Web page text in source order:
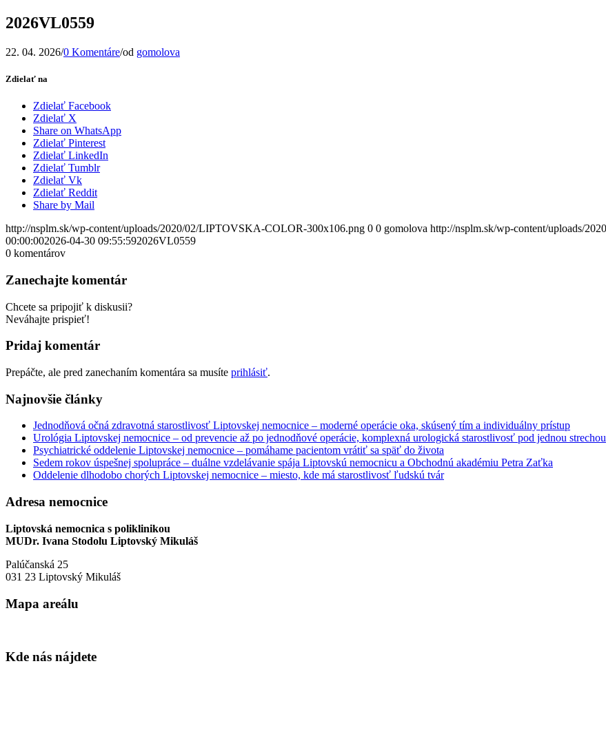
2026VL0559
22. 04. 2026/0 Komentáre/od gomolova
Zdielať na
Zdielať Facebook
Zdielať X
Share on WhatsApp
Zdielať Pinterest
Zdielať LinkedIn
Zdielať Tumblr
Zdielať Vk
Zdielať Reddit
Share by Mail
http://nsplm.sk/wp-content/uploads/2020/02/LIPTOVSKA-COLOR-300x106.png 0 0 gomolova http://nsplm.sk/wp-content/uploads/
00:00:002026-04-30 09:55:592026VL0559
0 komentárov
Zanechajte komentár
Chcete sa pripojiť k diskusii?
Neváhajte prispieť!
Pridaj komentár
Prepáčte, ale pred zanechaním komentára sa musíte prihlásiť.
Najnovšie články
Jednodňová očná zdravotná starostlivosť Liptovskej nemocnice – moderné operácie oka, skúsený tím a individuálny prístup
Urológia Liptovskej nemocnice – od prevencie až po jednodňové operácie, komplexná urologická starostlivosť pod jednou strechou
Psychiatrické oddelenie Liptovskej nemocnice – pomáhame pacientom vrátiť sa späť do života
Sedem rokov úspešnej spolupráce – duálne vzdelávanie spája Liptovskú nemocnicu a Obchodnú akadémiu Petra Zaťka
Oddelenie dlhodobo chorých Liptovskej nemocnice – miesto, kde má starostlivosť ľudskú tvár
Adresa nemocnice
Liptovská nemocnica s poliklinikou
MUDr. Ivana Stodolu Liptovský Mikuláš
Palúčanská 25
031 23 Liptovský Mikuláš
Mapa areálu
Kde nás nájdete